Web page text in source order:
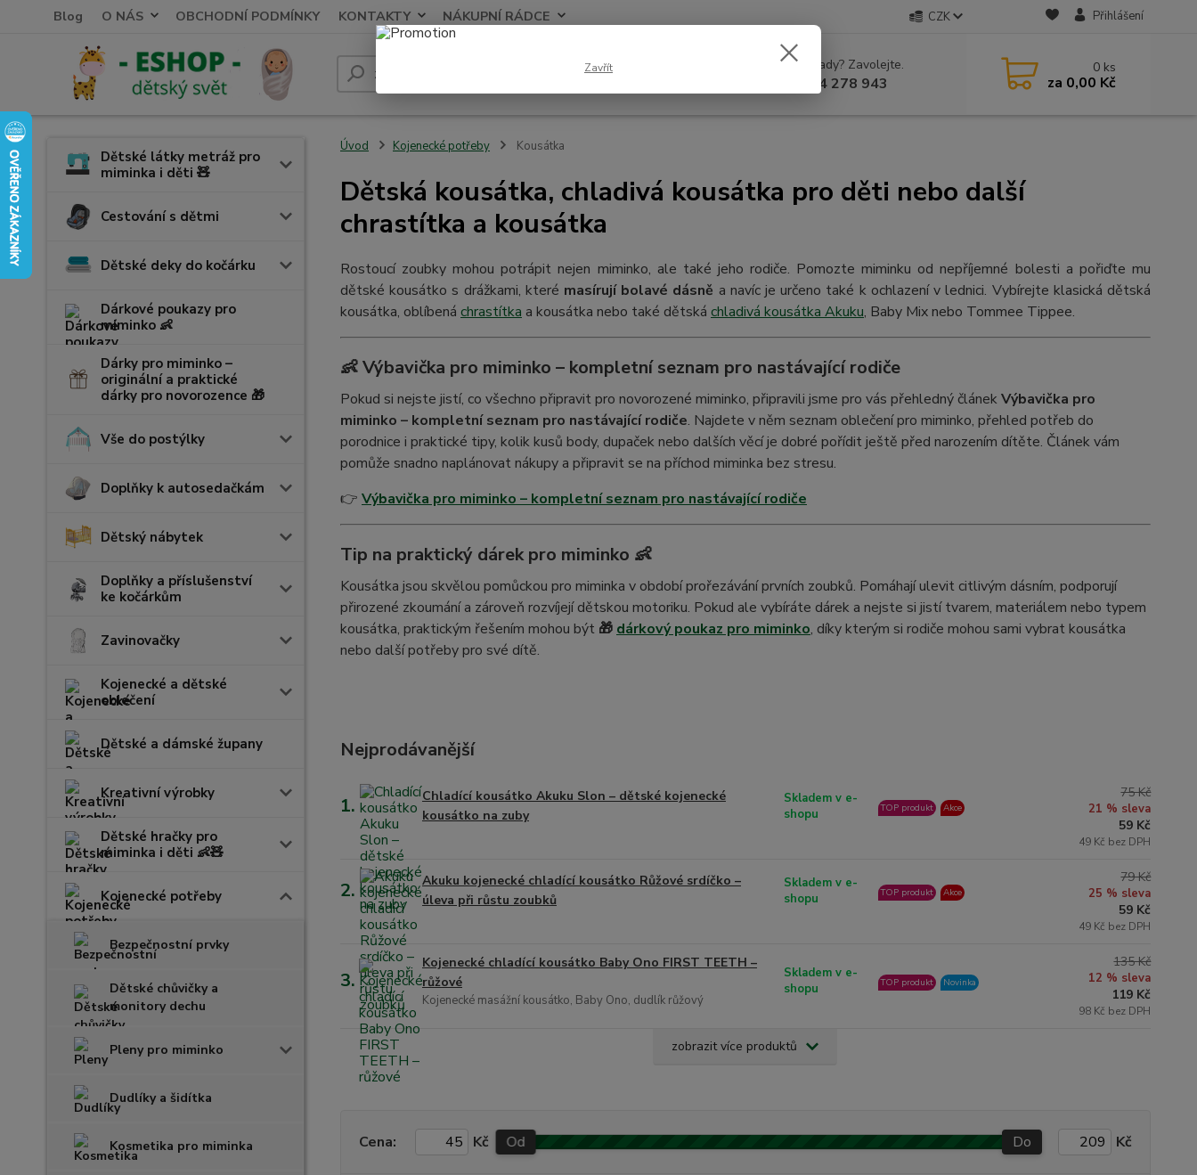
Blog O NÁS OBCHODNÍ PODMÍNKY KONTAKTY NÁKUPNÍ RÁDCE CZK Přihlášení
Hledat Nevíte si rady? Zavolejte.
+420 604 278 943
0 ks
za 0,00 Kč
Dětské látky metráž pro
miminka i děti 🧸
Cestování s dětmi
Dětské deky do kočárku
Dárkové poukazy pro
miminko 👶
Dárky pro miminko –
originální a praktické
dárky pro novorozence 🎁
Vše do postýlky
Doplňky k autosedačkám
Dětský nábytek
Doplňky a příslušenství
ke kočárkům
Zavinovačky
Kojenecké a dětské
oblečení
Dětské a dámské župany
Kreativní výrobky
Dětské hračky pro
miminka i děti 👶🧸
Kojenecké potřeby
Bezpečnostní prvky
Dětské chůvičky a
monitory dechu
Pleny pro miminko
Dudlíky a šidítka
Kosmetika pro miminka
Úvod Kojenecké potřeby Kousátka
Dětská kousátka, chladivá kousátka pro děti nebo další
chrastítka a kousátka
Rostoucí zoubky mohou potrápit nejen miminko, ale také jeho rodiče. Pomozte miminku od nepříjemné bolesti a pořiďte mu
dětské kousátko s drážkami, které masírují bolavé dásně a navíc je určeno také k ochlazení v lednici. Vybírejte klasická dětská
kousátka, oblíbená chrastítka a kousátka nebo také dětská chladivá kousátka Akuku, Baby Mix nebo Tommee Tippee.
👶 Výbavička pro miminko – kompletní seznam pro nastávající rodiče
Pokud si nejste jistí, co všechno připravit pro novorozené miminko, připravili jsme pro vás přehledný článek Výbavička pro
miminko – kompletní seznam pro nastávající rodiče. Najdete v něm seznam oblečení pro miminko, přehled potřeb do
porodnice i praktické tipy, kolik kusů body, dupaček nebo dalších věcí je dobré pořídit ještě před narozením dítěte. Článek vám
pomůže snadno naplánovat nákupy a připravit se na příchod miminka bez stresu.
👉 Výbavička pro miminko – kompletní seznam pro nastávající rodiče
Tip na praktický dárek pro miminko 👶
Kousátka jsou skvělou pomůckou pro miminka v období prořezávání prvních zoubků. Pomáhají ulevit citlivým dásním, podporují
přirozené zkoumání a zároveň rozvíjejí dětskou motoriku. Pokud ale vybíráte dárek a nejste si jistí tvarem, materiálem nebo typem
kousátka, praktickým řešením mohou být 🎁 dárkový poukaz pro miminko, díky kterým si rodiče mohou sami vybrat kousátka
nebo další potřeby pro své dítě.
Nejprodávanější
1.
Chladící kousátko Akuku Slon – dětské kojenecké
kousátko na zuby
Skladem v e-
shopu
TOP produkt Akce
75 Kč
21 % sleva
59 Kč
49 Kč bez DPH
2.
Akuku kojenecké chladící kousátko Růžové srdíčko –
úleva při růstu zoubků
Skladem v e-
shopu
TOP produkt Akce
79 Kč
25 % sleva
59 Kč
49 Kč bez DPH
3.
Kojenecké chladící kousátko Baby Ono FIRST TEETH –
růžové
Kojenecké masážní kousátko, Baby Ono, dudlík růžový
Skladem v e-
shopu
TOP produkt Novinka
135 Kč
12 % sleva
119 Kč
98 Kč bez DPH
zobrazit více produktů
Cena: Kč Od Do Kč
Zavřít